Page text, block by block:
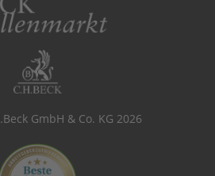
GmbH & Co. KG 2026